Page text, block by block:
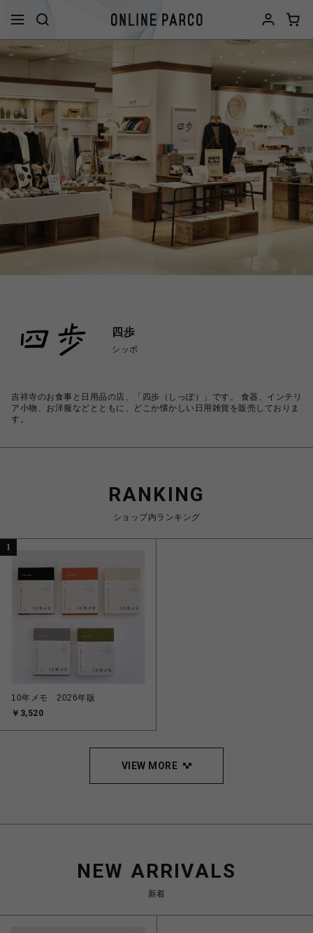
四歩
シッポ
吉祥寺のお食事と日用品の店、「四歩（しっぽ）」です。 食器、インテリ
ア小物、お洋服などとともに、どこか懐かしい日用雑貨を販売しておりま
す。
RANKING
ショップ内ランキング
1
10年メモ 2026年版
￥3,520
VIEW MORE
NEW ARRIVALS
新着